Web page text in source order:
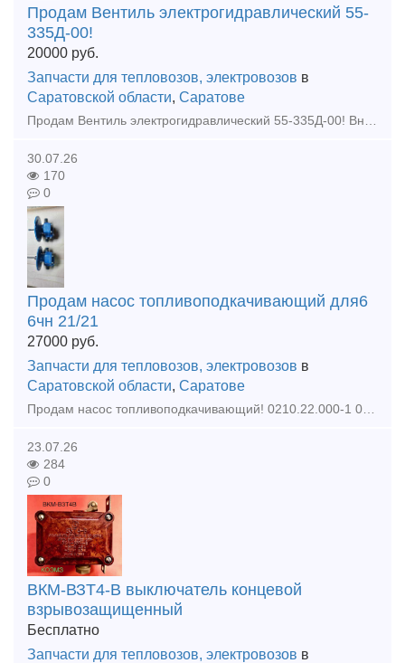
Продам Вентиль электрогидравлический 55-
335Д-00!
20000 руб.
Запчасти для тепловозов, электровозов в
Саратовской области, Саратове
Продам Вентиль электрогидравлический 55-335Д-00! Вналичии!!!
30.07.26
170
0
Продам насос топливоподкачивающий для6
6чн 21/21
27000 руб.
Запчасти для тепловозов, электровозов в
Саратовской области, Саратове
Продам насос топливоподкачивающий! 0210.22.000-1 0217.22.000
23.07.26
284
0
ВКМ-ВЗТ4-В выключатель концевой
взрывозащищенный
Бесплатно
Запчасти для тепловозов, электровозов в